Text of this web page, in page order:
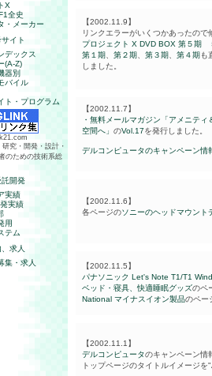
X
全史
・メーカー
イト
デックス
(A-Z)
器別
バイル
ト・プログラム
研究・開発・設計・
のための技術系総
託開発
実績
実績
用
ム
求人
集・求人
【2002.11.9】
リンクエラーがいくつかあったので
プロジェクト X DVD BOX 第５期
第１期
第２期 第３期 第４期も
しました。
【2002.11.7】
・無料メールマガジン「アメニテ
空間へ」 のVol.17を発行しました。
デルコンピュータのキャンペーン情
【2002.11.6】
各ページのソニーのヘッドマウント
【2002.11.5】
パナソニック Let's Note T1/T1
ベッド・寝具、快適睡眠グッズのペ
National マイナスイオン製品のペー
【2002.11.1】
デルコンピュータのキャンペーン情
トップページのタイトルイメージ